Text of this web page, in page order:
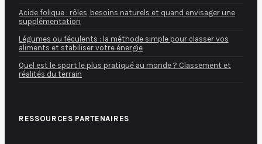
Acide folique : rôles, besoins naturels et quand envisager une
supplémentation
Légumes ou féculents : la méthode simple pour classer vos
aliments et stabiliser votre énergie
Quel est le sport le plus pratiqué au monde ? Classement et
réalités du terrain
RESSOURCES PARTENAIRES